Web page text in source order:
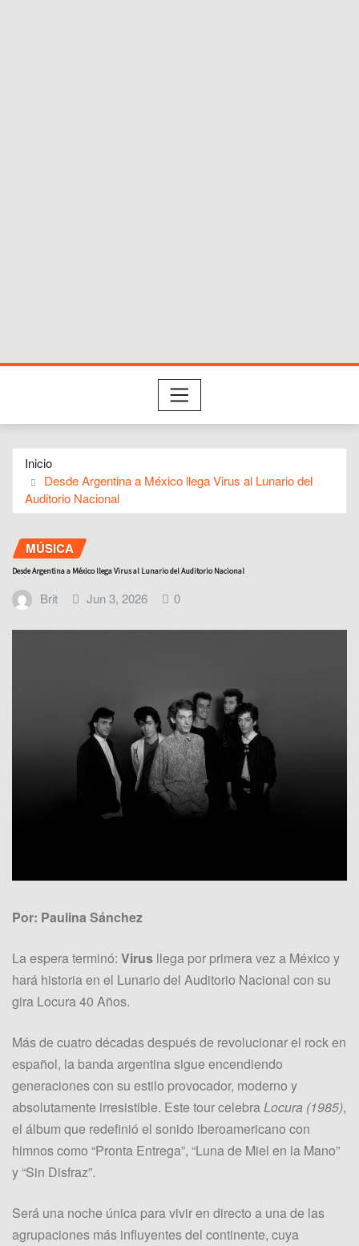
Inicio
Desde Argentina a México llega Virus al Lunario del
Auditorio Nacional
MÚSICA
Desde Argentina a México llega Virus al Lunario del Auditorio Nacional
Brit Jun 3, 2026 0
Por: Paulina Sánchez
La espera terminó: Virus llega por primera vez a México y
hará historia en el Lunario del Auditorio Nacional con su
gira Locura 40 Años.
Más de cuatro décadas después de revolucionar el rock en
español, la banda argentina sigue encendiendo
generaciones con su estilo provocador, moderno y
absolutamente irresistible. Este tour celebraLocura (1985),
el álbum que redefinió el sonido iberoamericano con
himnos como “Pronta Entrega”, “Luna de Miel en la Mano”
y “Sin Disfraz”.
Será una noche única para vivir en directo a una de las
agrupaciones más influyentes del continente, cuya